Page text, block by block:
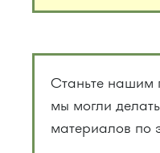
Станьте нашим
мы могли
материалов по